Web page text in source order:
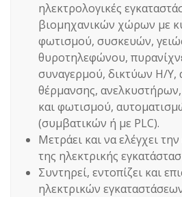
ηλεκτρολογικές
βιομηχανικών χώρων με
φωτισμού, συσκευών,
θυροτηλεφώνου,
συναγερμού, δικτύων H/Y,
θέρμανσης,
και φωτισμού,
(συμβατικών ή με PLC).
Μετράει και να ελέγχει
της ηλεκτρικής
Συντηρεί, εντοπίζει και
ηλεκτρικών